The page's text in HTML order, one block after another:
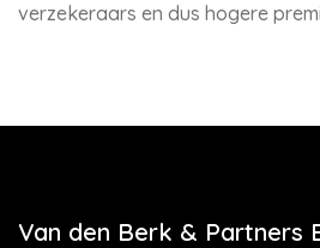
verzekeraars en dus hogere
Van den Berk & Partners